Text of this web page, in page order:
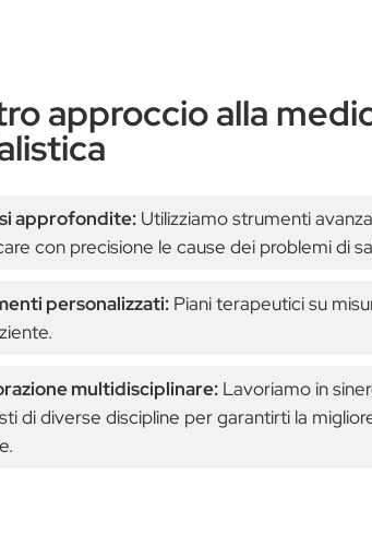
approccio alla
approfondite: Utilizziamo strumenti
con precisione le cause dei problemi di
personalizzati:Piani terapeutici su
multidisciplinare:Lavoriamo in
di diverse discipline per garantirti la